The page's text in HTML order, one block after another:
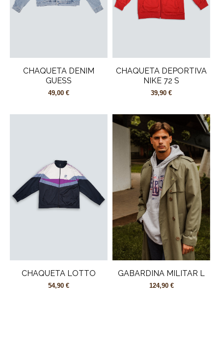
CHAQUETA DENIM
GUESS
49,00 €
CHAQUETA DEPORTIVA
NIKE 72 S
39,90 €
CHAQUETA LOTTO
54,90 €
GABARDINA MILITAR L
124,90 €